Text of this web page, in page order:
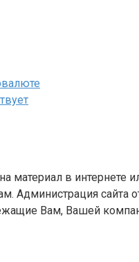
в интернете
сайта
Вам, Вашей